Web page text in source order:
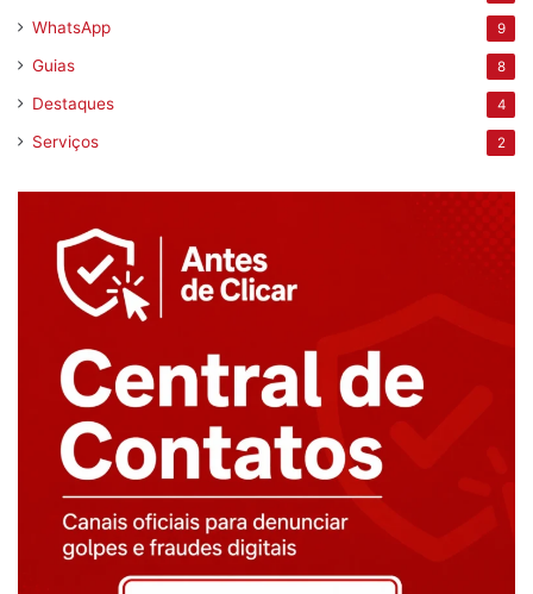
WhatsApp 9
Guias 8
Destaques 4
Serviços 2